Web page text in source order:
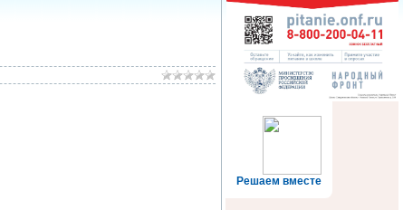
Решаем вместе